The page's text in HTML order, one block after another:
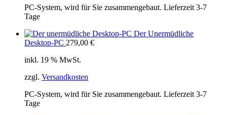
PC-System, wird für Sie zusammengebaut. Lieferzeit 3-7
Tage
Der Unermüdliche
Desktop-PC 279,00 €
inkl. 19 % MwSt.
zzgl. Versandkosten
PC-System, wird für Sie zusammengebaut. Lieferzeit 3-7
Tage